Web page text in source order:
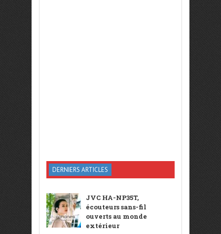
DERNIERS ARTICLES
JVC HA-NP35T,
écouteurs sans-fil
ouverts au monde
extérieur